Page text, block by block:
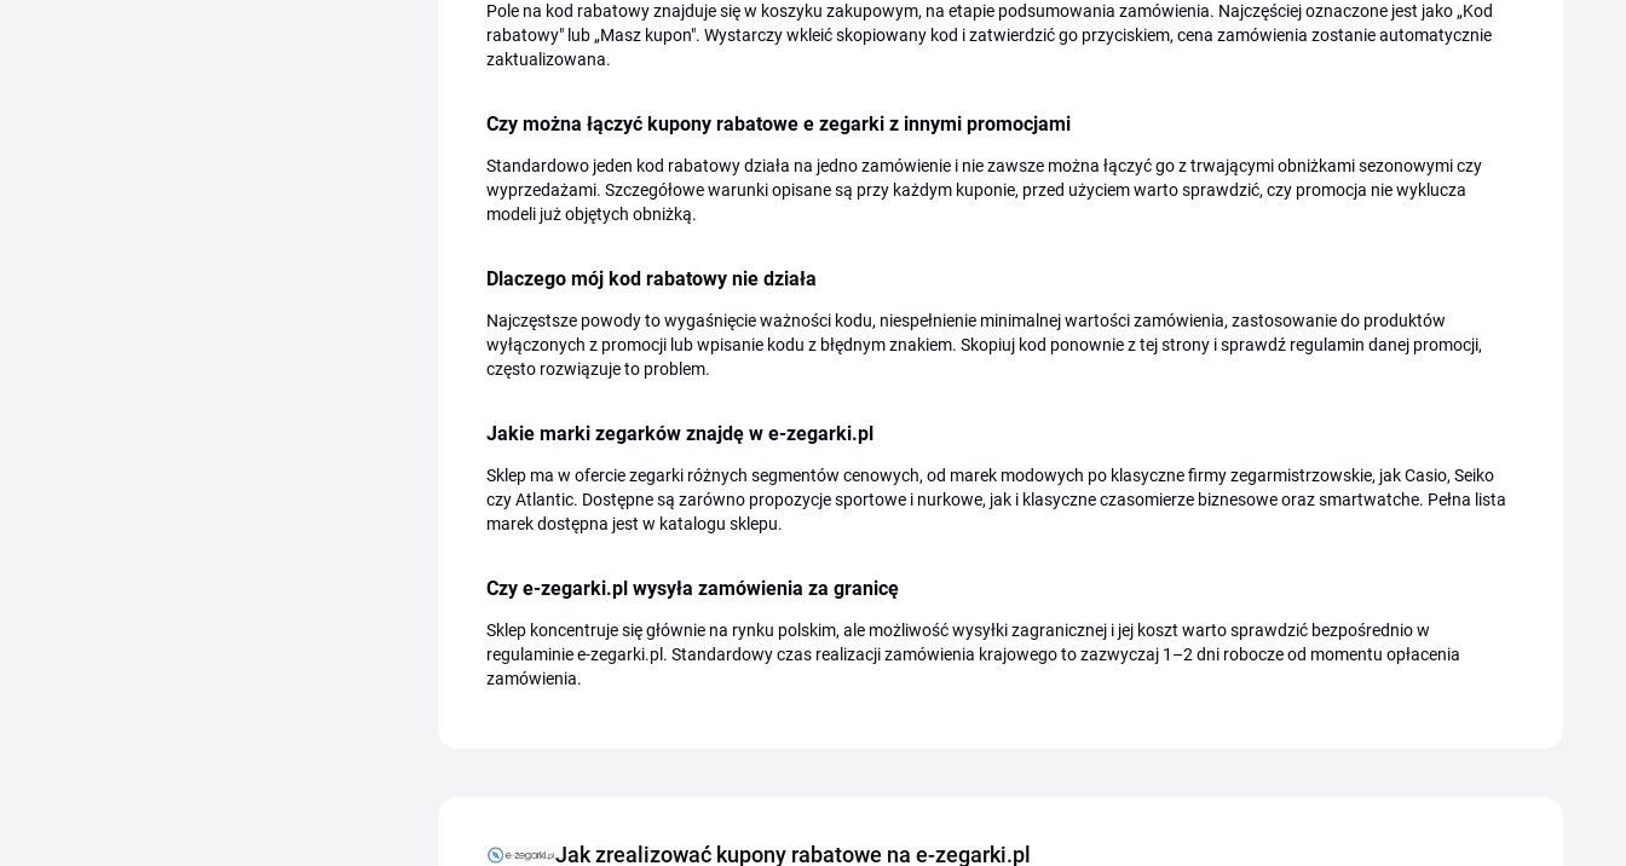
Pole na kod rabatowy znajduje się w koszyku zakupowym, na etapie podsumowania zamówienia. Najczęściej oznaczone jest jako „Kod
rabatowy" lub „Masz kupon". Wystarczy wkleić skopiowany kod i zatwierdzić go przyciskiem, cena zamówienia zostanie automatycznie
zaktualizowana.
Czy można łączyć kupony rabatowe e zegarki z innymi promocjami
Standardowo jeden kod rabatowy działa na jedno zamówienie i nie zawsze można łączyć go z trwającymi obniżkami sezonowymi czy
wyprzedażami. Szczegółowe warunki opisane są przy każdym kuponie, przed użyciem warto sprawdzić, czy promocja nie wyklucza
modeli już objętych obniżką.
Dlaczego mój kod rabatowy nie działa
Najczęstsze powody to wygaśnięcie ważności kodu, niespełnienie minimalnej wartości zamówienia, zastosowanie do produktów
wyłączonych z promocji lub wpisanie kodu z błędnym znakiem. Skopiuj kod ponownie z tej strony i sprawdź regulamin danej promocji,
często rozwiązuje to problem.
Jakie marki zegarków znajdę w e-zegarki.pl
Sklep ma w ofercie zegarki różnych segmentów cenowych, od marek modowych po klasyczne firmy zegarmistrzowskie, jak Casio, Seiko
czy Atlantic. Dostępne są zarówno propozycje sportowe i nurkowe, jak i klasyczne czasomierze biznesowe oraz smartwatche. Pełna lista
marek dostępna jest w katalogu sklepu.
Czy e-zegarki.pl wysyła zamówienia za granicę
Sklep koncentruje się głównie na rynku polskim, ale możliwość wysyłki zagranicznej i jej koszt warto sprawdzić bezpośrednio w
regulaminie e-zegarki.pl. Standardowy czas realizacji zamówienia krajowego to zazwyczaj 1–2 dni robocze od momentu opłacenia
zamówienia.
Jak zrealizować kupony rabatowe na e-zegarki.pl